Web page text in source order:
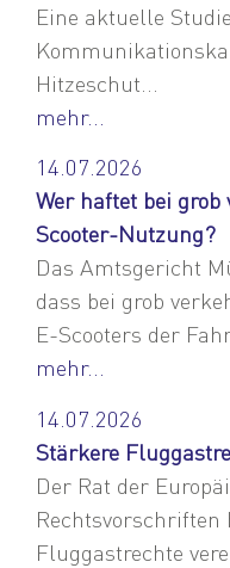
Eine aktuelle
Hitzeschut...
mehr...
14.07.2026
Wer haftet bei
Scooter-Nutzung?
Das Amtsgericht
dass bei grob
E-Scooters der
mehr...
14.07.2026
Stärkere
Der Rat der
Rechtsvorschriften
Fluggastrechte